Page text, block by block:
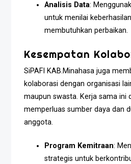
Analisis Data:
untuk menilai
membutuhkan perbaikan.
Kesempatan
SiPAFI KAB.Minahasa juga
kolaborasi dengan organisasi
maupun swasta. Kerja sama ini
memperluas sumber daya dan
anggota.
Program Kemitraan:
strategis untuk